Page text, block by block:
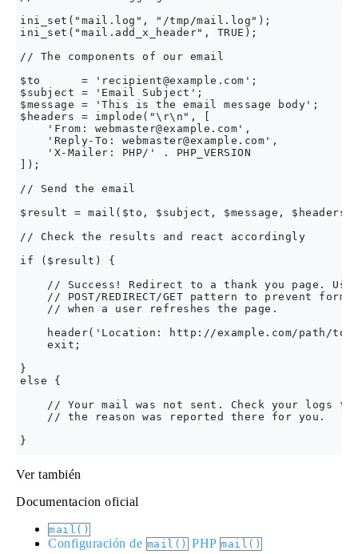
ini_set("mail.log", "/tmp/mail.log");
ini_set("mail.add_x_header", TRUE);
// The components of our email
$to      = ' recipient@example.com ';
$subject = 'Email Subject';
$message = 'This is the email message body';
$headers = implode("\r\n", [
    'From:
webmaster@example.com ',
    'Reply-To:
webmaster@example.com ',
    'X-Mailer: PHP/' . PHP_VERSION
]);
// Send the email
$result = mail($to, $subject, $message,
// Check the results and react accordingly
if ($result) {
// Success! Redirect to a thank you page. Use
// POST/REDIRECT/GET pattern to prevent form
    // when a user refreshes the page.
header('Location: http://example.com/path/
    exit;
}
else {
// Your mail was not sent. Check your logs to
    // the reason was reported there for you.
Ver también
Documentacion oficial
mail()
Configuración de mail() PHP mail()